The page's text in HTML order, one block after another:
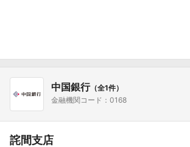
中国銀行（全1件）
金融機関コード：0168
詫間支店